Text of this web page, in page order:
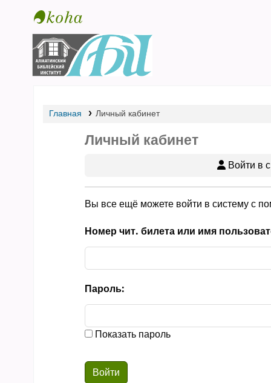
Библиотека АБИ
Главная Личный кабинет
Личный кабинет
Войти в
Вы все ещё можете войти в систему с
Номер чит. билета или имя
Пароль:
Показать пароль